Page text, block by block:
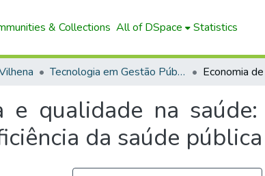
& Collections All of DSpace Statistics
Tecnologia em Gestão Pública (EaD)
e qualidade na
da saúde pública